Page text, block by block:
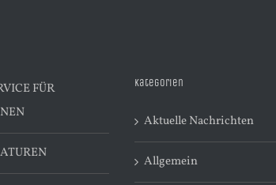
FÜR
Kategorien
Aktuelle Nachrichten
Allgemein